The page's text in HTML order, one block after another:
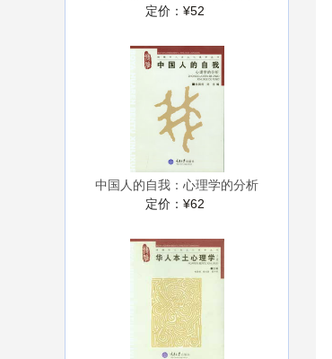
定价： ¥52
中国人的自我：心理学的分析
定价： ¥62